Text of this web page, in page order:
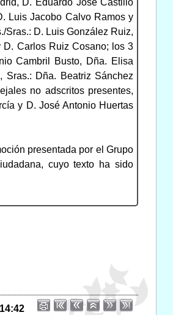
Luis Jacobo Calvo Ramos y
Sras.: D. Luis González Ruiz,
D. Carlos Ruiz Cosano; los 3
Cambril Busto, Dña. Elisa
Dña. Beatriz Sánchez
no adscritos presentes,
y D. José Antonio Huertas
presentada por el Grupo
cuyo texto ha sido
14:42